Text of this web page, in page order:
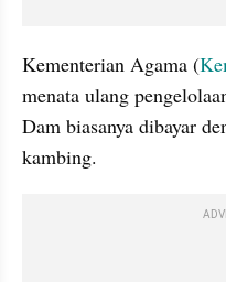
Kementerian Agama (
menata ulang
Dam biasanya dibayar
kambing.